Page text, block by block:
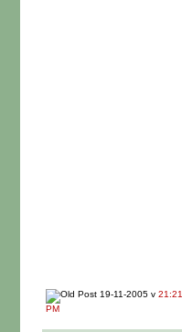
19-11-2005 v 21:21
PM